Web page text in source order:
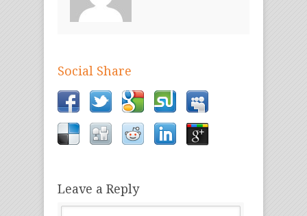
Social Share
Leave a Reply